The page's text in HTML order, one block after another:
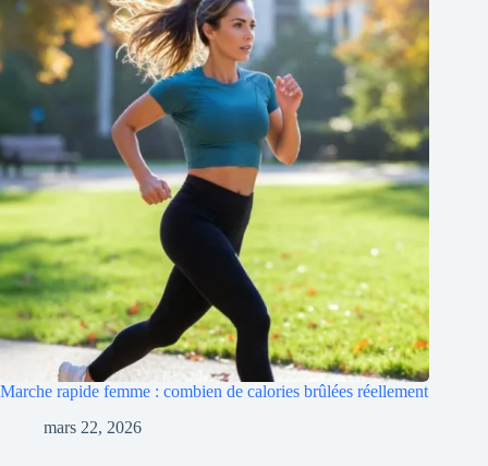
Marche rapide femme : combien de calories brûlées réellement
mars 22, 2026